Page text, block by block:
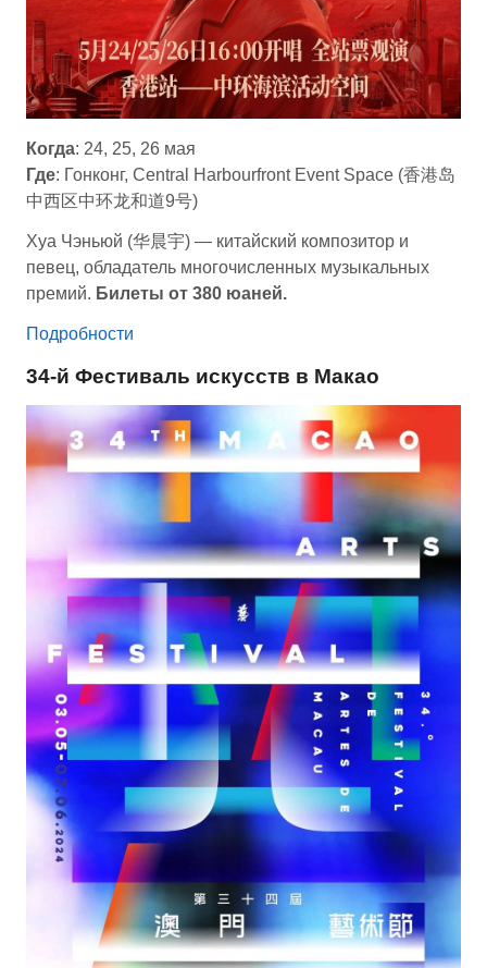
Когда: 24, 25, 26 мая
Где: Гонконг, Central Harbourfront Event Space (香港岛
中西区中环龙和道9号)
Хуа Чэньюй (华晨宇) — китайский композитор и
певец, обладатель многочисленных музыкальных
премий. Билеты от 380 юаней.
Подробности
34-й Фестиваль искусств в Макао